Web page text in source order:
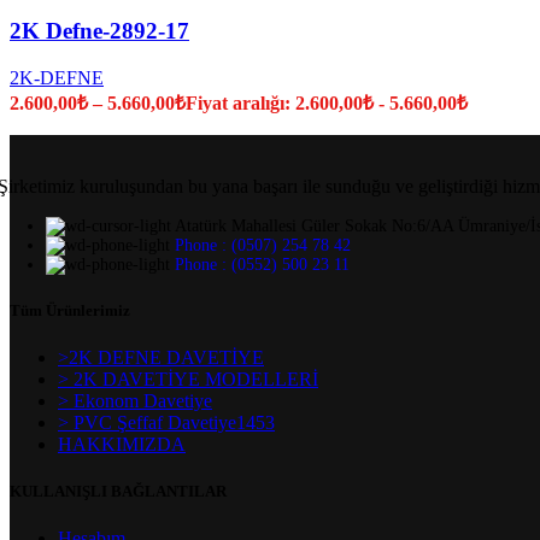
2K Defne-2892-17
2K-DEFNE
2.600,00₺ –5.660,00₺Fiyat aralığı: 2.600,00₺ - 5.660,00₺
kuruluşundan bu yana başarı ile sunduğu ve geliştirdiği
Phone : (0507) 254 78 42
Phone : (0552) 500 23 11
>2K DEFNE DAVETİYE
> 2K DAVETİYE MODELLERİ
> Ekonom Davetiye
> PVC Şeffaf Davetiye1453
HAKKIMIZDA